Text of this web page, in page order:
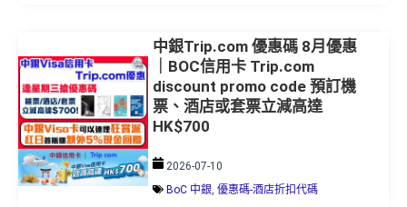
中銀Trip.com 優惠碼 8月優惠
｜BOC信用卡 Trip.com
discount promo code 預訂機
票、酒店或套票立減高達
HK$700
2026-07-10
BoC 中銀, 優惠碼-酒店折扣代碼